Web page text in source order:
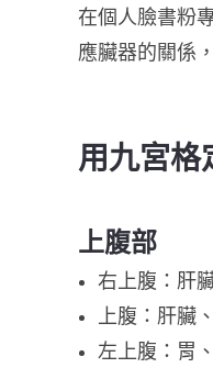
在個人臉書粉
應臟器的關係
用九宮格
上腹部
右上腹：肝
上腹：肝臟
左上腹：胃